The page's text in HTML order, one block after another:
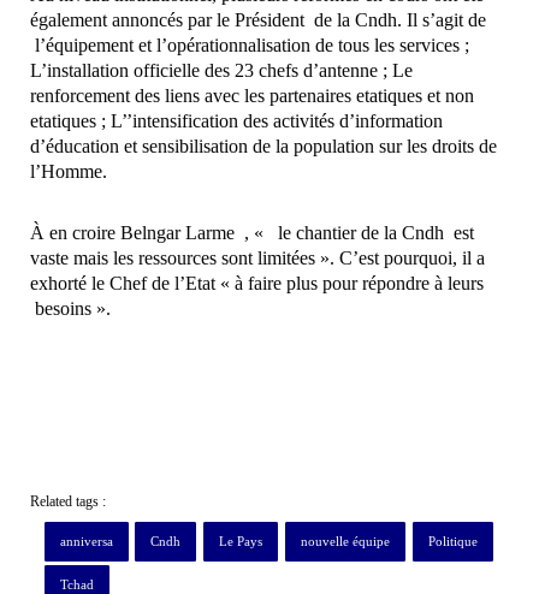
également annoncés par le Président de la Cndh. Il s’agit de
l’équipement et l’opérationnalisation de tous les services ;
L’installation officielle des 23 chefs d’antenne ; Le
renforcement des liens avec les partenaires etatiques et non
etatiques ; L’’intensification des activités d’information
d’éducation et sensibilisation de la population sur les droits de
l’Homme.
À en croire Belngar Larme , « le chantier de la Cndh est
vaste mais les ressources sont limitées ». C’est pourquoi, il a
exhorté le Chef de l’Etat « à faire plus pour répondre à leurs
besoins ».
Related tags :
anniversa Cndh Le Pays nouvelle équipe Politique
Tchad